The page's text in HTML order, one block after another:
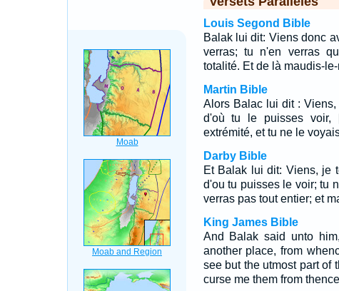
Louis Segond Bible
Balak lui dit: Viens donc
verras; tu n'en verras
totalité. Et de là maudis-
Martin Bible
Alors Balac lui dit :
d'où tu le puisses voir,
extrémité, et tu ne le
Darby Bible
Et Balak lui dit: Viens, je
d'ou tu puisses le voir; tu
verras pas tout entier; et
King James Bible
And Balak said unto
another place, from
see but the utmost part of
curse me them from